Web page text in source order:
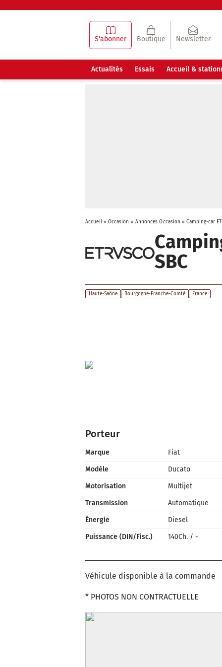
S'abonner Boutique Newsletter
Actualités Essais Accueil &
Accueil» Occasion » Annonces Occasion »Camping-car
SBC
Haute-Saône Bourgogne-Franche-Comté France
Porteur
Marque
Fiat
Modèle
Ducato
Motorisation
Multijet
Transmission
Automatique
Énergie
Diesel
Puissance (DIN/Fisc.)
140Ch./ -
Véhicule disponible à la commande
* PHOTOS NON CONTRACTUELLE